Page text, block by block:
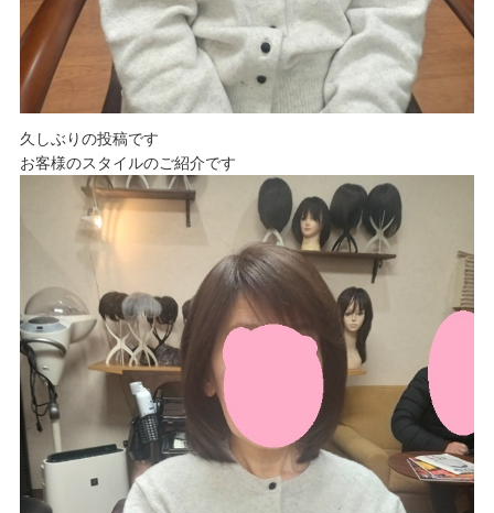
久しぶりの投稿です
お客様のスタイルのご紹介です